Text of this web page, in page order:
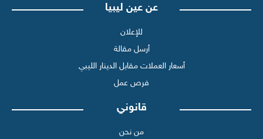
عن عين ليبيا
للإعلان
أرسل مقالة
أسعار العملات مقابل الدينار الليبي
فرص عمل
قانوني
من نحن